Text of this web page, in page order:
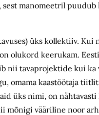
sest manomeetril
üks kollektiiv. Kui
olukord keerukam.
nii tavaprojektide kui ka
omama kaastöötaja
üks nimi, on
mõnigi vääriline noor